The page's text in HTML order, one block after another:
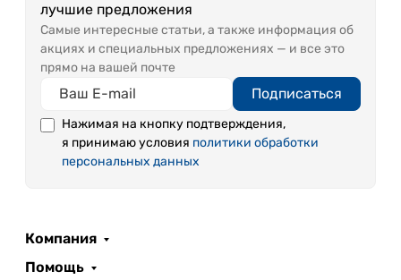
лучшие предложения
Самые интересные статьи, а также информация об
акциях и специальных предложениях — и все это
прямо на вашей почте
Подписаться
Нажимая на кнопку подтверждения,
я принимаю условия политики обработки
персональных данных
Компания
Помощь